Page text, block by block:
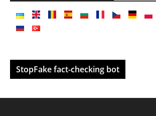
StopFake fact-checking bot